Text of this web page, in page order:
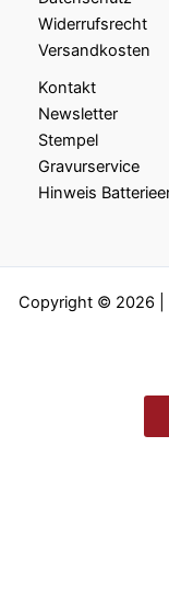
Widerrufsrecht
Versandkosten
Kontakt
Newsletter
Stempel
Gravurservice
Hinweis
Copyright © 2026 |